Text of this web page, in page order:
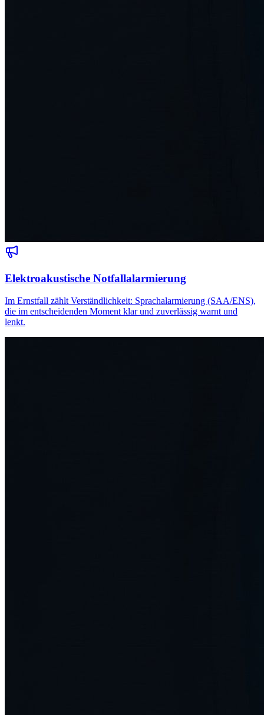
Elektroakustische Notfallalarmierung
Im Ernstfall zählt Verständlichkeit: Sprachalarmierung (SAA/ENS),
die im entscheidenden Moment klar und zuverlässig warnt und
lenkt.